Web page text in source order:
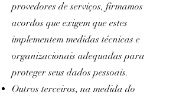
provedores de serviços, firmamos
acordos que exigem que estes
implementem medidas técnicas e
organizacionais adequadas para
proteger seus dados pessoais.
Outros terceiros, na medida do